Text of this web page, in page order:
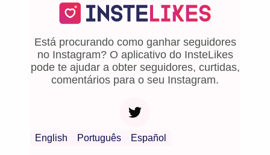
Está procurando como ganhar seguidores
no Instagram? O aplicativo do InsteLikes
pode te ajudar a obter seguidores, curtidas,
comentários para o seu Instagram.
English Português Español